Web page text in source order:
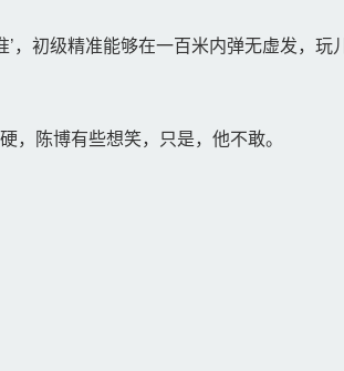
，初级精准能够在一百米内弹无虚发，
陈博有些想笑，只是，他不敢。